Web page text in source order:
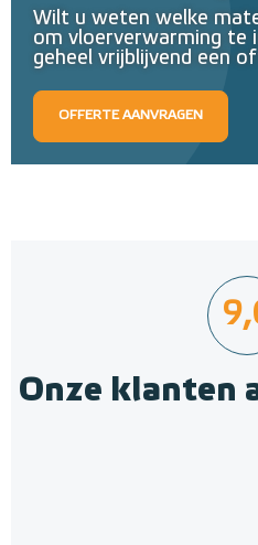
Wilt u weten welke
om vloerverwarming te
geheel vrijblijvend een
OFFERTE AANVRAGEN
Onze klanten